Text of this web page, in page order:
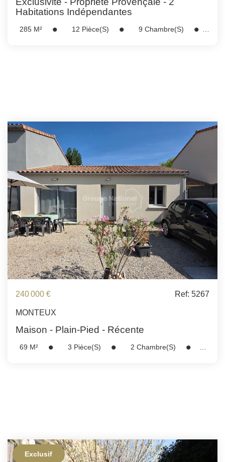
Habitations Indépendantes
285 M² 12 Pièce(s) 9 Chambre(s)
240 000 € Ref: 5267
MONTEUX
Maison - Plain-Pied - Récente
69 M² 3 Pièce(s) 2 Chambre(s)
Exclusif